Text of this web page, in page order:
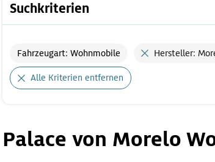
Suchkriterien
Fahrzeugart: Wohnmobile Hersteller:
Alle Kriterien entfernen
Palace von Morelo